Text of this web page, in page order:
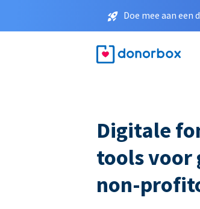
Doe mee aan een
Digitale
tools voor
non-